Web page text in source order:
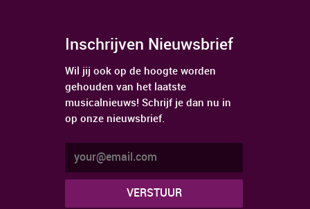
Inschrijven Nieuwsbrief
Wil jij ook op de hoogte worden
gehouden van het laatste
musicalnieuws! Schrijf je dan nu in
op onze nieuwsbrief.